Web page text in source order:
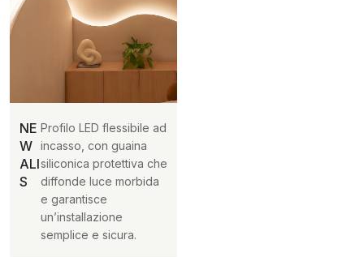
NE
W
ALI
S
Profilo LED flessibile ad
incasso, con guaina
siliconica protettiva che
diffonde luce morbida
e garantisce
un’installazione
semplice e sicura.